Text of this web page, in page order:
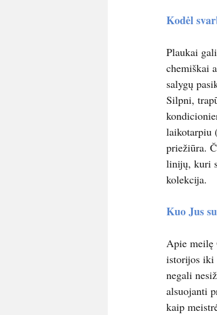
Kodėl
Plaukai
chemiškai
salygų
Silpni,
laikotarpiu
priežiūra.
linijų, kuri
kolekcija.
Kuo Jus
Apie meilę
istorijos iki
negali
alsuojanti
kaip